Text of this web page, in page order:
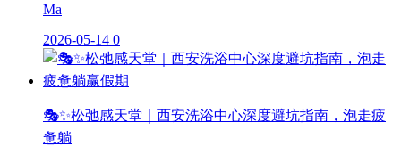
Ma
2026-05-14 0
🎭✨松弛感天堂｜西安洗浴中心深度避坑指南，泡走疲
惫躺